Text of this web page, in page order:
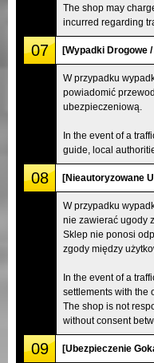
The shop may
incurred regarding
07 [Wypadki Drogowe
W przypadku
powiadomić
ubezpieczeniową.
In the event of a
guide, local
08 [Nieautoryzowane
W przypadku
nie zawierać ugody
Sklep nie ponosi
zgody między
In the event of a
settlements with the
The shop is not
without consent
09 [Ubezpieczenie